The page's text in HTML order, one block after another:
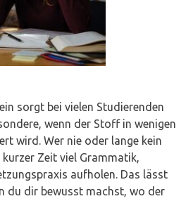
sorgt bei vielen Studierenden
wenn der Stoff in wenigen
wird. Wer nie oder lange kein
Zeit viel Grammatik,
aufholen. Das lässt
du dir bewusst machst, wo der